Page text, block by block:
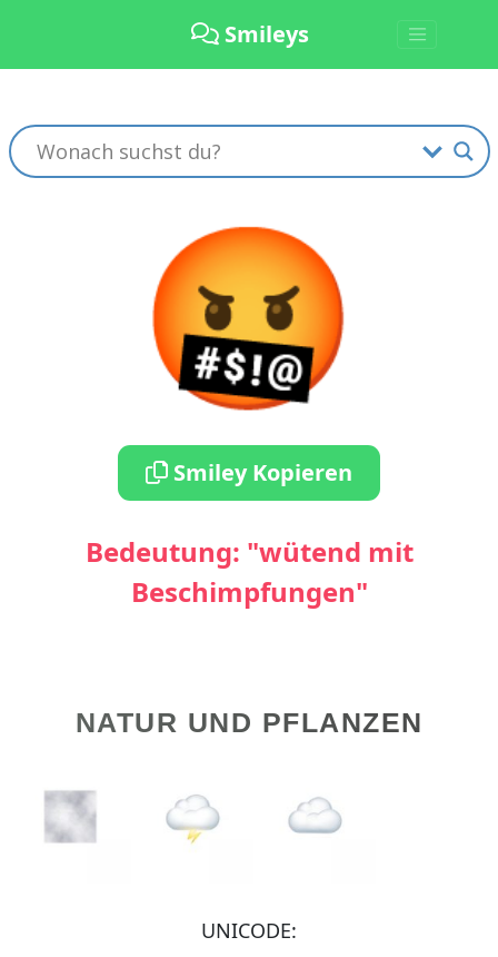
Smileys
🤬
Smiley Kopieren
Bedeutung: "wütend mit
Beschimpfungen"
NATUR UND PFLANZEN
UNICODE: